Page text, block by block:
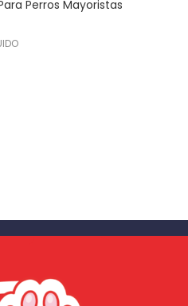
Perros Mayoristas